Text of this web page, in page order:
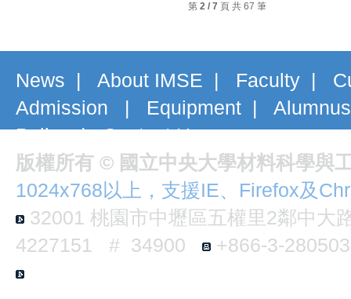
第 2 / 7 頁 共 67 筆
News | About IMSE | Faculty |
Admission
| Equipment | Alumnus
Policy|Contact Us
版權所有 © 國立中央大學材料科學與
1024x768以上，支援IE、Firefox及
32001 桃園市中壢區五權里2鄰中
4227151 # 34900
+866-3-